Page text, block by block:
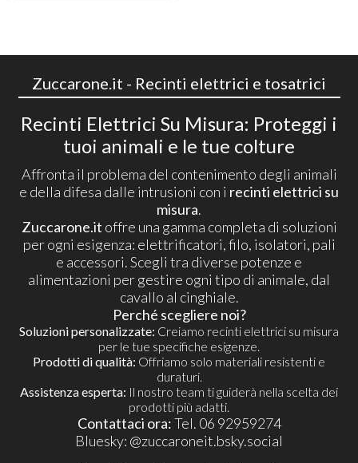
Zuccarone.it - Recinti elettrici e tosatrici
Recinti Elettrici Su Misura: Proteggi i
tuoi animali e le tue colture
Affronta il problema del contenimento degli animali
e della difesa dalle intrusioni con i recinti elettrici su
misura.
Zuccarone.it offre una gamma completa di soluzioni
per ogni esigenza: elettrificatori, filo, isolatori, pali
e accessori. Scegli tra diverse potenze e
alimentazioni per gestire ogni tipo di animale, dal
cavallo al cinghiale.
Perché scegliere noi?
Soluzioni personalizzate: Creiamo recinti elettrici su misura
per le tue specifiche esigenze.
Prodotti di qualità: Offriamo solo materiali resistenti e
duraturi.
Assistenza esperta: Il nostro team ti guiderà nella scelta dei
prodotti più adatti.
Contattaci ora:Tel. 06 92959274
​Bluesky: @zuccaroneit.bsky.social